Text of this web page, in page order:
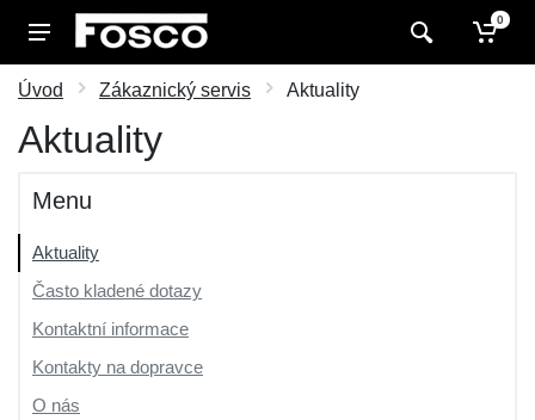
0
Úvod Zákaznický servis Aktuality
Aktuality
Menu
Aktuality
Často kladené dotazy
Kontaktní informace
Kontakty na dopravce
O nás